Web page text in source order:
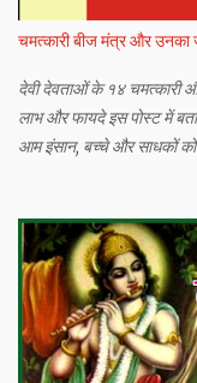
चमत्कारी बीज मंत्र और
देवी देवताओं के १४ चमत्कारी
लाभ और फायदे इस पोस्ट में
आम इंसान, बच्चे और साधकों को